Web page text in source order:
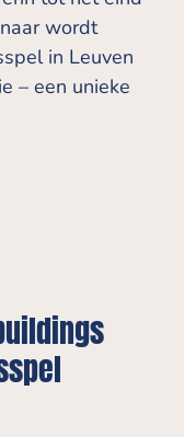
wordt
in Leuven
– een unieke